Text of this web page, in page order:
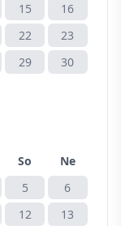
15
16
22
23
29
30
So
Ne
5
6
12
13